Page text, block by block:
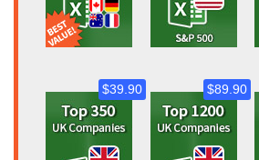
$39.90 $89.90